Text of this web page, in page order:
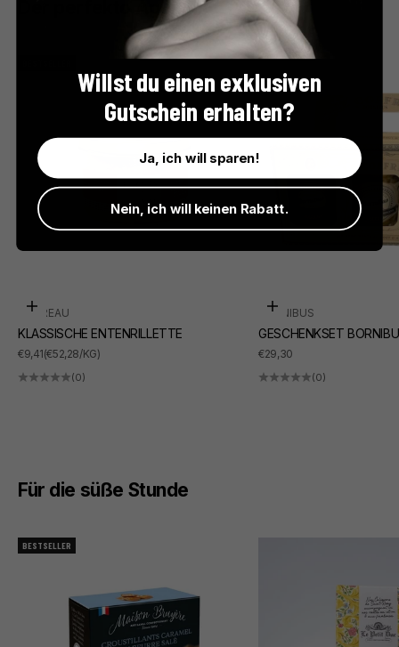
Der perfekte Apéro
In den Warenkorb
SUDREAU
KLASSISCHE ENTENRILLETTE
ANGEBOT
€9,41(€52,28/KG)
(0)
In den Warenkorb
BORNIBUS
GESCHENKSET
ANGEBOT
€29,30
(0)
Für die süße Stunde
BESTSELLER
Willst du einen exklusiven
Gutschein erhalten?
Ja, ich will sparen!
Nein, ich will keinen Rabatt.